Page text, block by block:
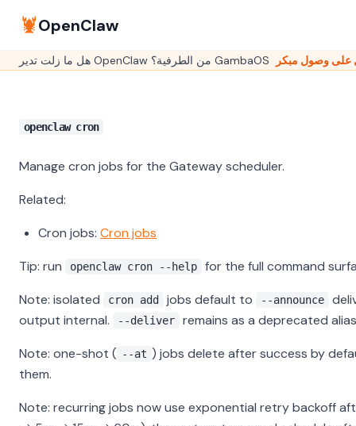
🦞OpenClaw
openclaw cron
Manage cron jobs for the Gateway scheduler.
Related:
Cron jobs: Cron jobs
Tip: run
openclaw cron --help
for the full command
Note: isolated
cron add jobs default to --announce
output internal.
--deliver
remains as a deprecated
Note: one-shot ( --at ) jobs delete after success by
them.
Note: recurring jobs now use exponential retry backoff